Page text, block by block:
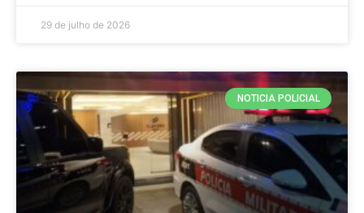
29 de julho de 2026
NOTICIA POLICIAL